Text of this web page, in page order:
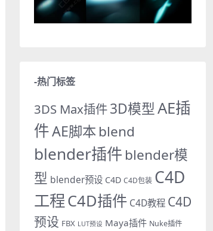
-热门标签
3DS Max插件3D模型AE插
件AE脚本 blend
blender插件 blender模
型 blender预设 C4D C4D包装 C4D
工程C4D插件 C4D教程 C4D
预设 FBX LUT预设 Maya插件 Nuke插件